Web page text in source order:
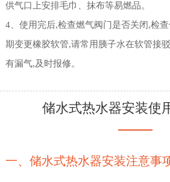
供气口上安排毛巾、抹布等易燃品。
4、使用完后,检查燃气阀门是否关闭,检
期变更橡胶软管,请常用胰子水在软管接
有漏气,及时报修。
储水式热水器安装使
一、储水式热水器安装注意事